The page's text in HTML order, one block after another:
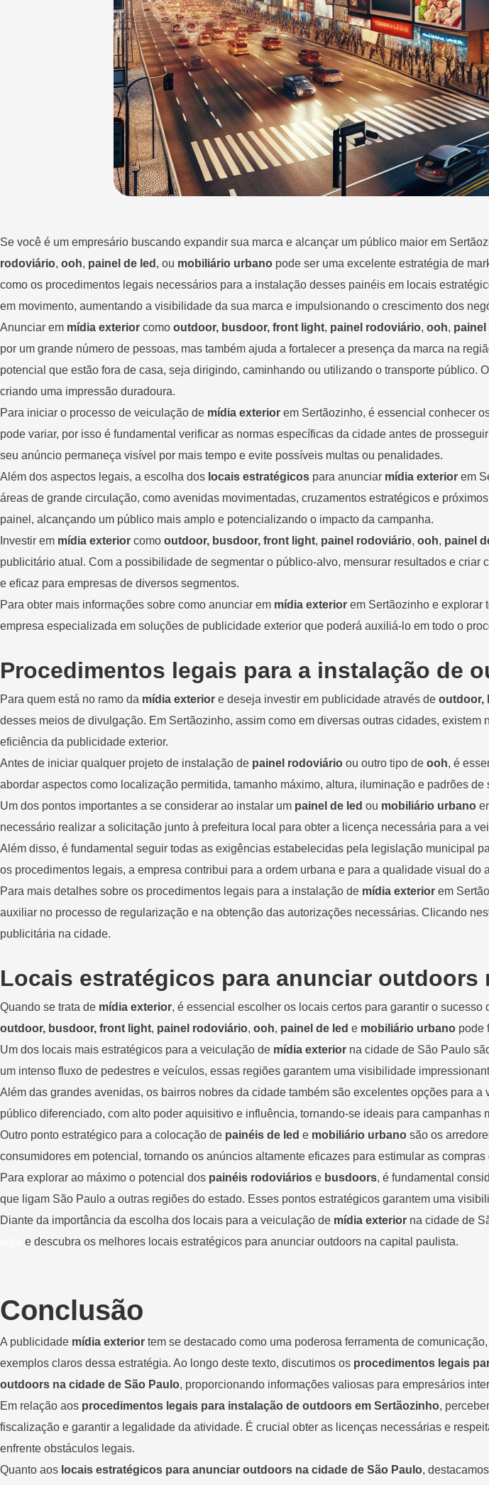
Se você é um empresário buscando expandir sua marca e alcançar um público maior em
rodoviário, ooh, painel de led , ou mobiliário urbano pode ser uma excelente estratégia de
como os procedimentos legais necessários para a instalação desses painéis em locais
em movimento, aumentando a visibilidade da sua marca e impulsionando o crescimento dos
Anunciar em mídia exterior como outdoor, busdoor, front light, painel rodoviário, ooh, painel
por um grande número de pessoas, mas também ajuda a fortalecer a presença da marca na
potencial que estão fora de casa, seja dirigindo, caminhando ou utilizando o transporte
criando uma impressão duradoura.
Para iniciar o processo de veiculação de mídia exterior em Sertãozinho, é essencial conhecer
pode variar, por isso é fundamental verificar as normas específicas da cidade antes de
seu anúncio permaneça visível por mais tempo e evite possíveis multas ou penalidades.
Além dos aspectos legais, a escolha dos locais estratégicos para anunciar mídia exterior em
áreas de grande circulação, como avenidas movimentadas, cruzamentos estratégicos e
painel, alcançando um público mais amplo e potencializando o impacto da campanha.
Investir em mídia exterior como outdoor, busdoor, front light, painel rodoviário, ooh, painel
publicitário atual. Com a possibilidade de segmentar o público-alvo, mensurar resultados e
e eficaz para empresas de diversos segmentos.
Para obter mais informações sobre como anunciar em mídia exterior em Sertãozinho e explorar
empresa especializada em soluções de publicidade exterior que poderá auxiliá-lo em todo o
Procedimentos legais para a instalação de
Para quem está no ramo da mídia exterior e deseja investir em publicidade através de outdoor,
desses meios de divulgação. Em Sertãozinho, assim como em diversas outras cidades,
eficiência da publicidade exterior.
Antes de iniciar qualquer projeto de instalação de painel rodoviário ou outro tipo de ooh, é
abordar aspectos como localização permitida, tamanho máximo, altura, iluminação e padrões
Um dos pontos importantes a se considerar ao instalar um painel de led ou mobiliário urbano
necessário realizar a solicitação junto à prefeitura local para obter a licença necessária para a
Além disso, é fundamental seguir todas as exigências estabelecidas pela legislação municipal
os procedimentos legais, a empresa contribui para a ordem urbana e para a qualidade visual
Para mais detalhes sobre os procedimentos legais para a instalação de mídia exterior em
auxiliar no processo de regularização e na obtenção das autorizações necessárias. Clicando
publicitária na cidade.
Locais estratégicos para anunciar outdoors
Quando se trata de mídia exterior, é essencial escolher os locais certos para garantir o
outdoor, busdoor, front light, painel rodoviário, ooh, painel de led e mobiliário urbano pode
Um dos locais mais estratégicos para a veiculação de mídia exterior na cidade de São Paulo
um intenso fluxo de pedestres e veículos, essas regiões garantem uma visibilidade
Além das grandes avenidas, os bairros nobres da cidade também são excelentes opções para a
público diferenciado, com alto poder aquisitivo e influência, tornando-se ideais para campanhas
Outro ponto estratégico para a colocação de painéis de led e mobiliário urbano são os
consumidores em potencial, tornando os anúncios altamente eficazes para estimular as compras
Para explorar ao máximo o potencial dos painéis rodoviários e busdoors, é fundamental
que ligam São Paulo a outras regiões do estado. Esses pontos estratégicos garantem uma
Diante da importância da escolha dos locais para a veiculação de mídia exterior na cidade de
e descubra os melhores locais estratégicos para anunciar outdoors na capital paulista.
Conclusão
A publicidade mídia exterior tem se destacado como uma poderosa ferramenta de
exemplos claros dessa estratégia. Ao longo deste texto, discutimos os procedimentos legais
outdoors na cidade de São Paulo, proporcionando informações valiosas para empresários
Em relação aos procedimentos legais para instalação de outdoors em Sertãozinho,
fiscalização e garantir a legalidade da atividade. É crucial obter as licenças necessárias e
enfrente obstáculos legais.
Quanto aos locais estratégicos para anunciar outdoors na cidade de São Paulo,